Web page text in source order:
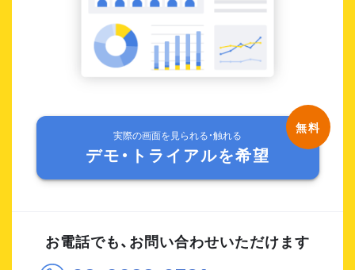
実際の画面を見られる・触れる
デモ・トライアルを希望
お電話でも、お問い合わせいただけます